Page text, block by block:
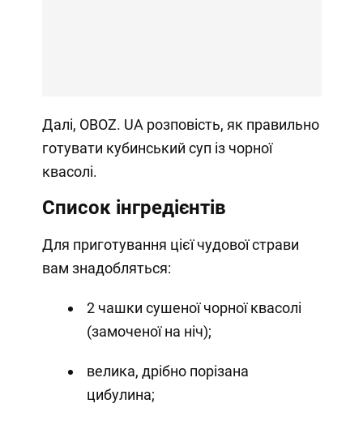
Далі, OBOZ. UA розповість, як правильно
готувати кубинський суп із чорної
квасолі.
Список інгредієнтів
Для приготування цієї чудової страви
вам знадобляться:
2 чашки сушеної чорної квасолі
(замоченої на ніч);
велика, дрібно порізана
цибулина;